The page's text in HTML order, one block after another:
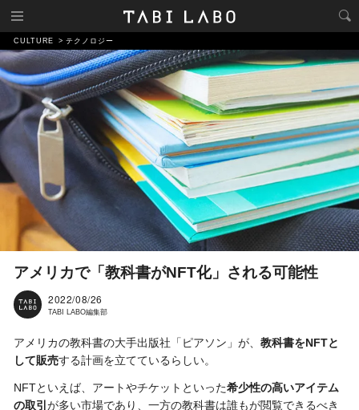
CULTURE テクノロジー
アメリカで「教科書がNFT化」される可能性
2022/08/26
TABI LABO編集部
アメリカの教科書の大手出版社「ピアソン」が、 教科書をNFTと
して販売する計画を立てているらしい。
NFTといえば、アートやチケットといった希少性の高いアイテム
の取引 が多い市場であり、一方の教科書は誰もが閲覧できるべき